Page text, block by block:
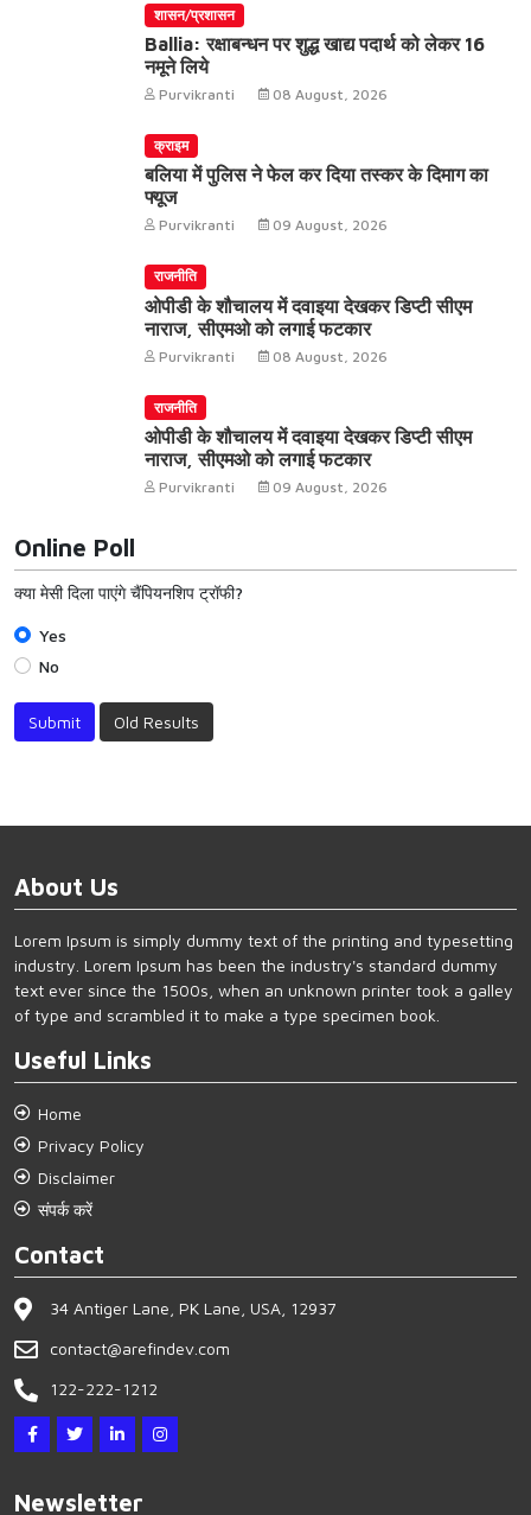
शासन/प्रशासन
Ballia: रक्षाबन्धन पर शुद्ध खाद्य पदार्थ को लेकर 16
नमूने लिये
Purvikranti 08 August, 2026
क्राइम
बलिया में पुलिस ने फेल कर दिया तस्कर के दिमाग का
फ्यूज
Purvikranti 09 August, 2026
राजनीति
ओपीडी के शौचालय में दवाइया देखकर डिप्टी सीएम
नाराज, सीएमओ को लगाई फटकार
Purvikranti 08 August, 2026
राजनीति
ओपीडी के शौचालय में दवाइया देखकर डिप्टी सीएम
नाराज, सीएमओ को लगाई फटकार
Purvikranti 09 August, 2026
Online Poll
क्या मेसी दिला पाएंगे चैंपियनशिप ट्रॉफी?
Yes
No
Submit Old Results
About Us
Lorem Ipsum is simply dummy text of the printing and typesetting
industry. Lorem Ipsum has been the industry's standard dummy
text ever since the 1500s, when an unknown printer took a galley
of type and scrambled it to make a type specimen book.
Useful Links
Home
Privacy Policy
Disclaimer
संपर्क करें
Contact
34 Antiger Lane, PK Lane, USA, 12937
contact@arefindev.com
122-222-1212
Newsletter